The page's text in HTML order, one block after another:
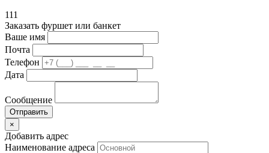
111
Заказать фуршет или банкет
Ваше имя
Почта
Телефон
Дата
Сообщение
×
Добавить адрес
Наименование адреса